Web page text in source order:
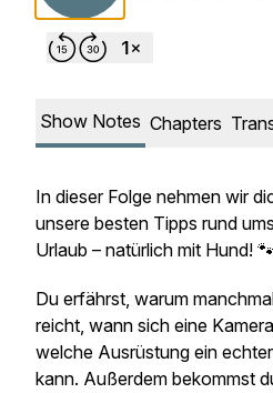
Show Notes Chapters
In dieser Folge nehmen wir
unsere besten Tipps rund
Urlaub – natürlich mit Hund!
Du erfährst, warum
reicht, wann sich eine
welche Ausrüstung ein
kann. Außerdem bekommst